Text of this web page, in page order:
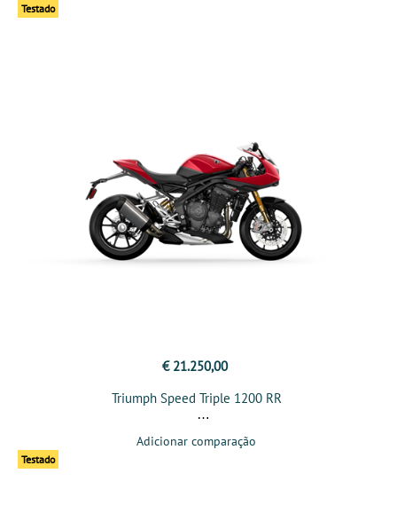
Testado
€ 21.250,00
Triumph Speed Triple 1200 RR
Adicionar comparação
Testado